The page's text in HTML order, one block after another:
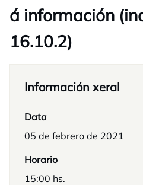
á información
16.10.2)
Información xeral
Data
05 de febrero de 2021
Horario
15:00 hs.